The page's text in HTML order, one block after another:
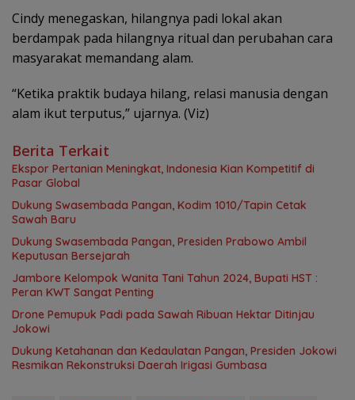
Cindy menegaskan, hilangnya padi lokal akan
berdampak pada hilangnya ritual dan perubahan cara
masyarakat memandang alam.
“Ketika praktik budaya hilang, relasi manusia dengan
alam ikut terputus,” ujarnya. (Viz)
Berita Terkait
Ekspor Pertanian Meningkat, Indonesia Kian Kompetitif di
Pasar Global
Dukung Swasembada Pangan, Kodim 1010/Tapin Cetak
Sawah Baru
Dukung Swasembada Pangan, Presiden Prabowo Ambil
Keputusan Bersejarah
Jambore Kelompok Wanita Tani Tahun 2024, Bupati HST :
Peran KWT Sangat Penting
Drone Pemupuk Padi pada Sawah Ribuan Hektar Ditinjau
Jokowi
Dukung Ketahanan dan Kedaulatan Pangan, Presiden Jokowi
Resmikan Rekonstruksi Daerah Irigasi Gumbasa